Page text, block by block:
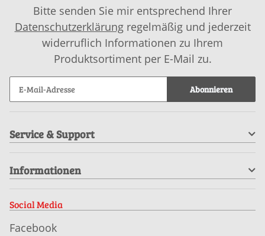
Bitte senden Sie mir entsprechend Ihrer
Datenschutzerklärungregelmäßig und jederzeit
widerruflich Informationen zu Ihrem
Produktsortiment per E-Mail zu.
Abonnieren
Service & Support
Informationen
Social Media
Facebook